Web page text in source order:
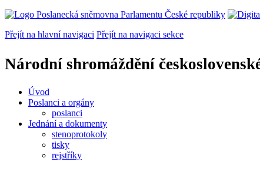
Přejít na hlavní navigaci Přejít na navigaci sekce
Národní shromáždění
Úvod
Poslanci a orgány
poslanci
Jednání a dokumenty
stenoprotokoly
tisky
rejstříky